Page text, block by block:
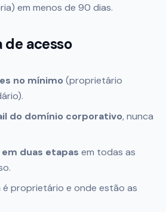
em menos de 90 dias.
de acesso
no mínimo (proprietário
do domínio corporativo, nunca
duas etapas em todas as
é proprietário e onde estão as